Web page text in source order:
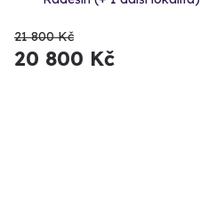
21 800 Kč
20 800 Kč